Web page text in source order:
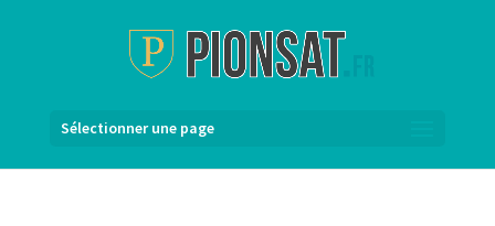
Sélectionner une page